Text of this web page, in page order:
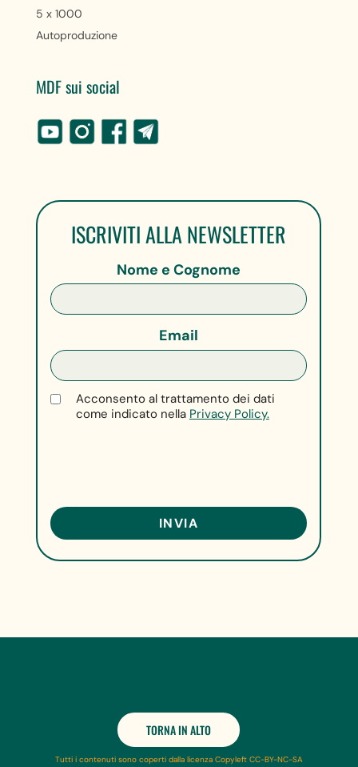
5 x 1000
Autoproduzione
MDF sui social
ISCRIVITI ALLA NEWSLETTER
Nome e Cognome
Email
Acconsento al trattamento dei dati
come indicato nella Privacy Policy.
TORNA IN ALTO
Tutti i contenuti sono coperti dalla licenza Copyleft CC-BY-NC-SA